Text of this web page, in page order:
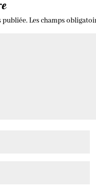
publiée.Les champs